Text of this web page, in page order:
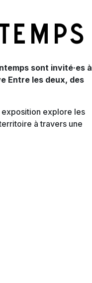
sont invité·es à
Entre les deux, des
exposition explore les
à travers une